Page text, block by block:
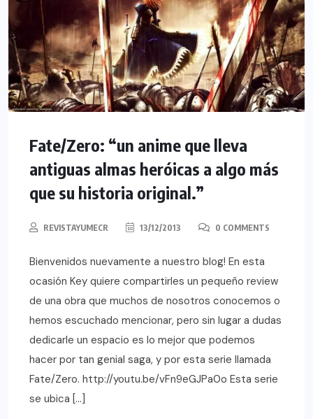
Fate/Zero: “un anime que lleva
antiguas almas heróicas a algo más
que su historia original.”
REVISTAYUMECR 13/12/2013 0 COMMENTS
Bienvenidos nuevamente a nuestro blog! En esta
ocasión Key quiere compartirles un pequeño review
de una obra que muchos de nosotros conocemos o
hemos escuchado mencionar, pero sin lugar a dudas
dedicarle un espacio es lo mejor que podemos
hacer por tan genial saga, y por esta serie llamada
Fate/Zero. http://youtu.be/vFn9eGJPa0o Esta serie
se ubica […]